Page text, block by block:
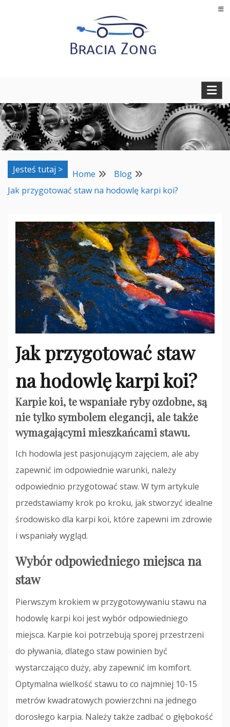
Jesteś tutaj > Home
Blog
Jak przygotować staw na hodowlę karpi koi?
Jak przygotować staw
na hodowlę karpi koi?
Karpie koi, te wspaniałe ryby ozdobne, są
nie tylko symbolem elegancji, ale także
wymagającymi mieszkańcami stawu.
Ich hodowla jest pasjonującym zajęciem, ale aby
zapewnić im odpowiednie warunki, należy
odpowiednio przygotować staw. W tym artykule
przedstawiamy krok po kroku, jak stworzyć idealne
środowisko dla karpi koi, które zapewni im zdrowie
i wspaniały wygląd.
Wybór odpowiedniego miejsca na
staw
Pierwszym krokiem w przygotowywaniu stawu na
hodowlę karpi koi jest wybór odpowiedniego
miejsca. Karpie koi potrzebują sporej przestrzeni
do pływania, dlatego staw powinien być
wystarczająco duży, aby zapewnić im komfort.
Optymalna wielkość stawu to co najmniej 10-15
metrów kwadratowych powierzchni na jednego
dorosłego karpia. Należy także zadbać o głębokość